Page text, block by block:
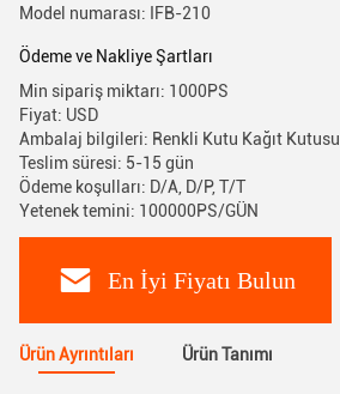
Model numarası: IFB-210
Ödeme ve Nakliye Şartları
Min sipariş miktarı: 1000PS
Fiyat: USD
Ambalaj bilgileri: Renkli Kutu Kağıt Kutusu
Teslim süresi: 5-15 gün
Ödeme koşulları: D/A, D/P, T/T
Yetenek temini: 100000PS/GÜN
En İyi Fiyatı Bulun
Ürün Ayrıntıları Ürün Tanımı